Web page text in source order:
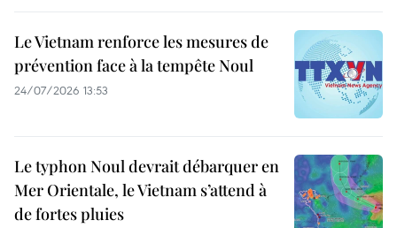
Le Vietnam renforce les mesures de
prévention face à la tempête Noul
24/07/2026 13:53
Le typhon Noul devrait débarquer en
Mer Orientale, le Vietnam s’attend à
de fortes pluies